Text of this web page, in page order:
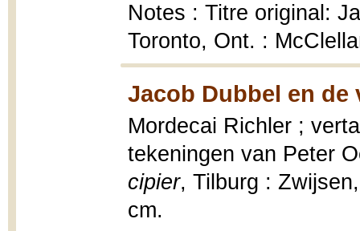
Notes : Titre original:
Toronto, Ont. :
Jacob Dubbel en de
Mordecai Richler ;
tekeningen van Peter
cipier, Tilburg :
cm.